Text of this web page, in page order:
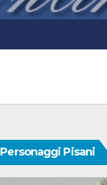
Personaggi Pisani